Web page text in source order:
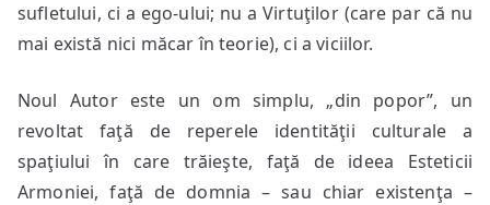
sufletului, ci a ego-ului; nu a Virtuţilor (care par că nu
mai există nici măcar în teorie), ci a viciilor.
Noul Autor este un om simplu, „din popor”, un
revoltat faţă de reperele identităţii culturale a
spaţiului în care trăieşte, faţă de ideea Esteticii
Armoniei, faţă de domnia – sau chiar existenţa –